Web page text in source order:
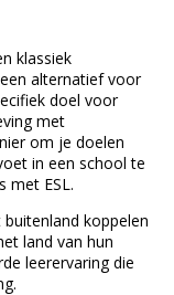
klassiek
alternatief voor
doel voor
met
om je doelen
in een school te
met ESL.
koppelen
land van hun
leerervaring die